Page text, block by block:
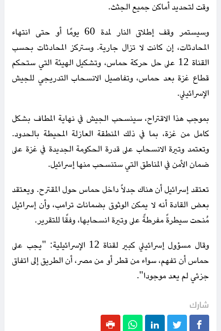
وقت لتحديد أماكن جميع الجثث.
وسيستمر وقف إطلاق النار لمدة 60 يومًا أو حتى انتهاء
المحادثات، إن كانت لا تزال جارية. وستركز المحادثات بحسب
القناة 12 على حل حركة حماس، وتشكيل الهيئة التي ستحكم
قطاع غزة بعد حماس، وتفاصيل الانسحاب التدريجي للجيش
الإسرائيلي.
بموجب هذا الاقتراح، سينسحب الجيش في نهاية المطاف بشكل
كامل من غزة، بما في ذلك المنطقة العازلة المحيطة بالحدود.
وتعتمد وتيرة الانسحاب على قدرة الحكومة الجديدة في غزة على
ضمان الأمن في المناطق التي ستنسحب منها إسرائيل.
تعتقد إسرائيل أن هناك جدلاً داخل حماس حول المقترح. ويعتقد
بعض القادة أنه لا يمكن الوثوق بضمانات ترامب، وأن إسرائيل
مُنحت سيطرةً مفرطةً على وتيرة انسحابها، وفقًا للتقرير.
وقال مسؤول إسرائيلي كبير لقناة 12 الإسرائيلية: "يجب على
حماس أن تفهم، سواء من قطر أو من مصر، أن الطريق إلى اتفاق
جزئي لم يعد موجودا".
شارك